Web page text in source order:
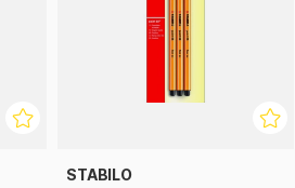
STABILO